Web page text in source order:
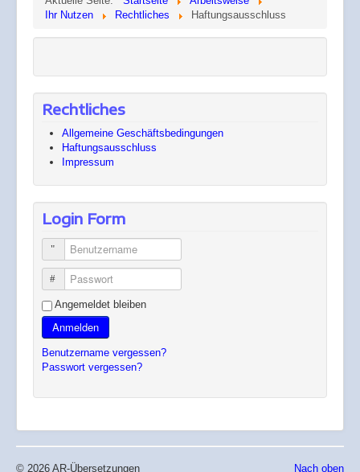
Ihr Nutzen
Rechtliches Haftungsausschluss
Rechtliches
Allgemeine Geschäftsbedingungen
Haftungsausschluss
Impressum
Login Form
Benutzername
Passwort
Angemeldet bleiben
Anmelden
Benutzername vergessen?
Passwort vergessen?
Nach oben
© 2026 AR-Übersetzungen